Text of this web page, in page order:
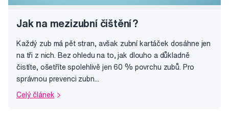
Jak na mezizubní čištění?
Každý zub má pět stran, avšak zubní kartáček dosáhne jen
na tři z nich. Bez ohledu na to, jak dlouho a důkladně
čistíte, ošetříte spolehlivě jen 60 % povrchu zubů. Pro
správnou prevenci zubn...
Celý článek